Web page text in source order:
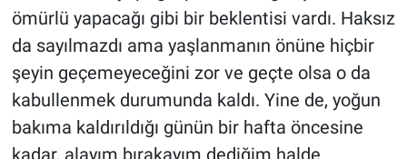
ömürlü yapacağı gibi bir beklentisi vardı. Haksız
da sayılmazdı ama yaşlanmanın önüne hiçbir
şeyin geçemeyeceğini zor ve geçte olsa o da
kabullenmek durumunda kaldı. Yine de, yoğun
bakıma kaldırıldığı günün bir hafta öncesine